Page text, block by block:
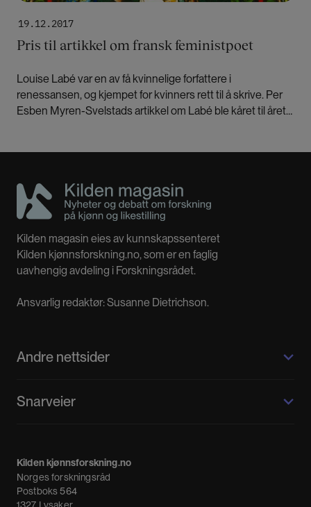
19.12.2017
Pris til artikkel om fransk feministpoet
Louise Labé var en av få kvinnelige forfattere i
renessansen, og kjempet for kvinners rett til å skrive. Per
Esben Myren-Svelstads artikkel om Labé ble kåret til årets
Kilden magasin eies av kunnskapssenteret
Kilden kjønnsforskning.no, som er en faglig
uavhengig avdeling i Forskningsrådet.
Ansvarlig redaktør: Susanne Dietrichson.
Andre nettsider
Kvinnehistorie.no
Snarveier
Nyheter
Nyhetsbrev
Kilden kjønnsforskning.no
Norges forskningsråd
Postboks 564